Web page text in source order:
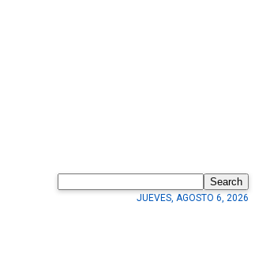
Search
JUEVES, AGOSTO 6, 2026